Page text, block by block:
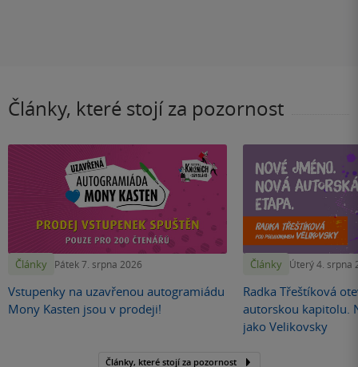
Články, které stojí za pozornost
Články Pátek 7. srpna 2026
Vstupenky na uzavřenou autogramiádu
Mony Kasten jsou v prodeji!
Články Úterý 4. srpna
Radka Třeštíková
autorskou kapitolu.
jako Velikovsky
Články, které stojí za pozornost